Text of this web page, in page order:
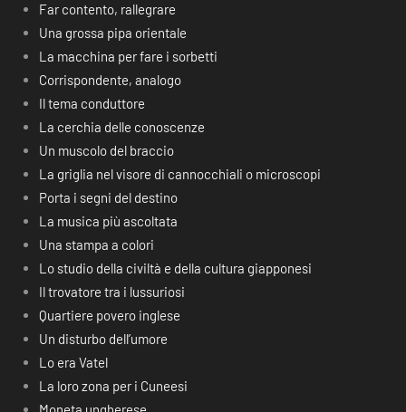
Far contento, rallegrare
Una grossa pipa orientale
La macchina per fare i sorbetti
Corrispondente, analogo
Il tema conduttore
La cerchia delle conoscenze
Un muscolo del braccio
La griglia nel visore di cannocchiali o microscopi
Porta i segni del destino
La musica più ascoltata
Una stampa a colori
Lo studio della civiltà e della cultura giapponesi
Il trovatore tra i lussuriosi
Quartiere povero inglese
Un disturbo dell’umore
Lo era Vatel
La loro zona per i Cuneesi